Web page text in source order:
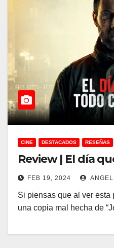
CINE DESTACADOS RESEÑAS
Review | El día
FEB 19, 2024
Si piensas que al ver esta
una copia mal hecha de